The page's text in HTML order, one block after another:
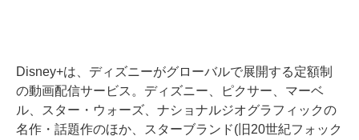
Disney+は、ディズニーがグローバルで展開する定額制
の動画配信サービス。ディズニー、ピクサー、マーベ
ル、スター・ウォーズ、ナショナルジオグラフィックの
名作・話題作のほか、スターブランド(旧20世紀フォック